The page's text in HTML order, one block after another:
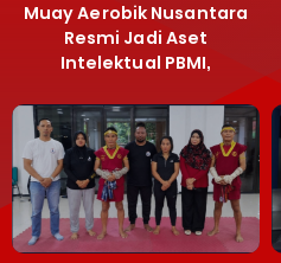
Muay Aerobik Nusantara
Resmi Jadi Aset
Intelektual PBMI,
Terobosan Bangun
Grassroots